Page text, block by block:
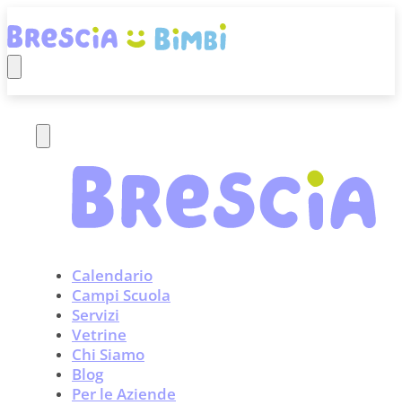
Calendario
Campi Scuola
Servizi
Vetrine
Chi Siamo
Blog
Per le Aziende